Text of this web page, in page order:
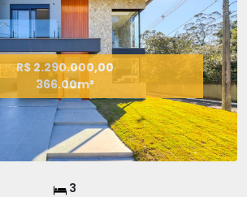
R$ 2.290.000,00
366.00m²
3